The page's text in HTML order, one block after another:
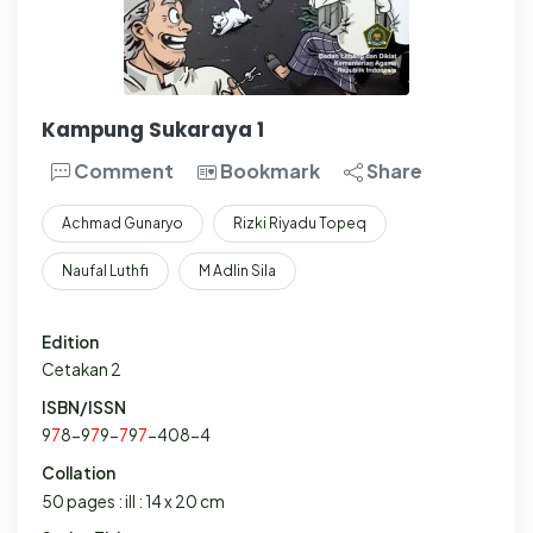
Kampung Sukaraya 1
Comment Bookmark Share
Achmad Gunaryo Rizki Riyadu Topeq
Naufal Luthfi M Adlin Sila
Edition
Cetakan 2
ISBN/ISSN
978-979-797-408-4
Collation
50 pages : ill : 14 x 20 cm